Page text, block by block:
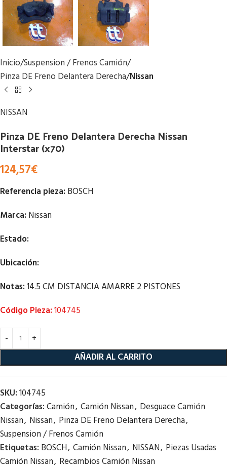
Inicio Suspension / Frenos Camión
Pinza DE Freno Delantera Derecha Nissan
NISSAN
Pinza DE Freno Delantera Derecha Nissan
Interstar (x70)
124,57€
Referencia pieza: BOSCH
Marca: Nissan
Estado:
Ubicación:
Notas:14.5 CM DISTANCIA AMARRE 2 PISTONES
Código Pieza:104745
AÑADIR AL CARRITO
SKU:104745
Categorías:Camión, Camión Nissan, Desguace Camión
Nissan, Nissan, Pinza DE Freno Delantera Derecha,
Suspension / Frenos Camión
Etiquetas: BOSCH, Camión Nissan, NISSAN, Piezas Usadas
Camión Nissan, Recambios Camión Nissan